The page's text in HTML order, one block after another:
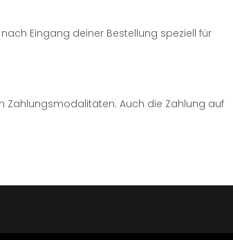
Eingang deiner Bestellung speziell für
Zahlungsmodalitäten. Auch die Zahlung auf